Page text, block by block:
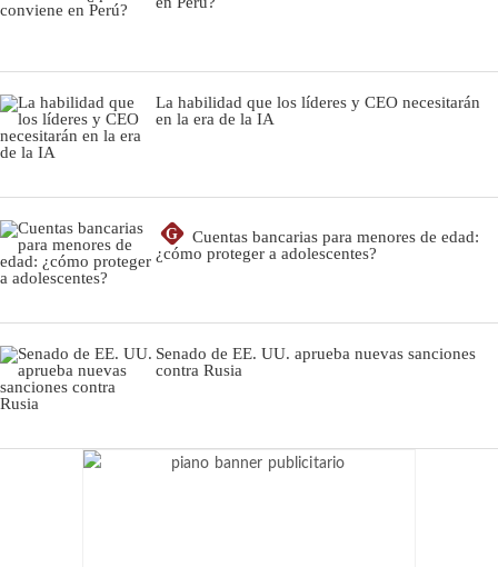
La habilidad que los líderes y CEO necesitarán
en la era de la IA
G
Cuentas bancarias para menores de edad:
¿cómo proteger a adolescentes?
Senado de EE. UU. aprueba nuevas sanciones
contra Rusia